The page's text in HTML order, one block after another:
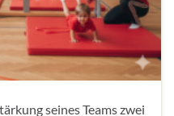
seines Teams zwei